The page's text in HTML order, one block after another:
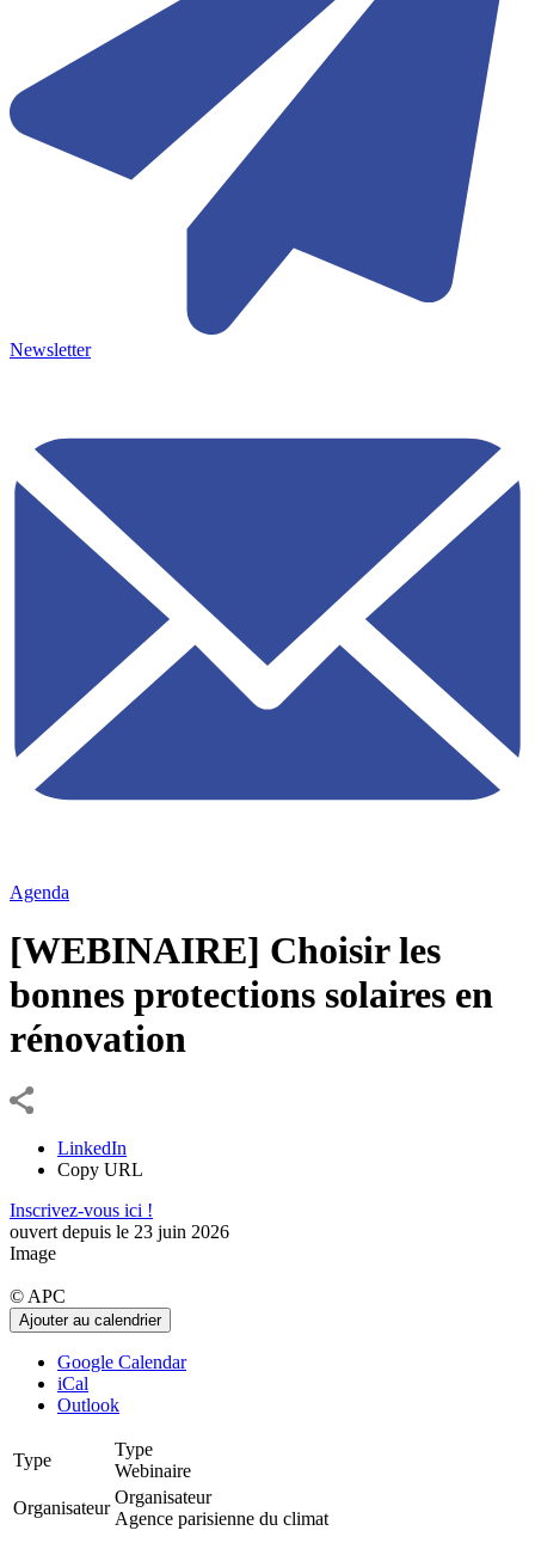
Newsletter
Agenda
[WEBINAIRE] Choisir les
bonnes protections solaires en
rénovation
LinkedIn
Copy URL
Inscrivez-vous ici !
ouvert depuis le 23 juin 2026
Image
© APC
Ajouter au calendrier
Google Calendar
iCal
Outlook
Type
Type
Webinaire
Organisateur
Organisateur
Agence parisienne du climat